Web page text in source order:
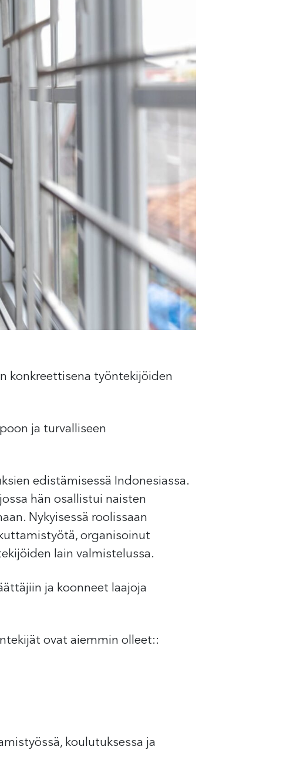
konkreettisena työntekijöiden
ja turvalliseen
edistämisessä Indonesiassa.
hän osallistui naisten
Nykyisessä roolissaan
organisoinut
lain valmistelussa.
ja koonneet laajoja
ovat aiemmin olleet::
koulutuksessa ja